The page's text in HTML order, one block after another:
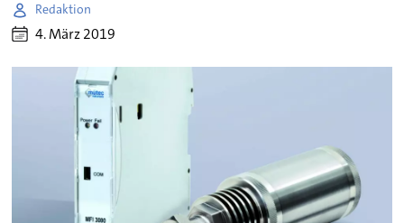
Redaktion
4. März 2019